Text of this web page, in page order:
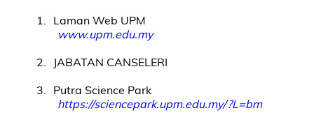
1
Laman Web UPM
www.upm.edu.my
2
JABATAN CANSELERI
3
Putra Science Park
https://sciencepark.upm.edu.my/?L=bm